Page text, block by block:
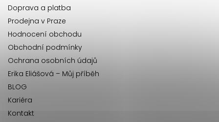
Doprava a platba
Prodejna v Praze
Hodnocení obchodu
Obchodní podmínky
Ochrana osobních údajů
Erika Eliášová – Můj příběh
BLOG
Kariéra
Kontakt